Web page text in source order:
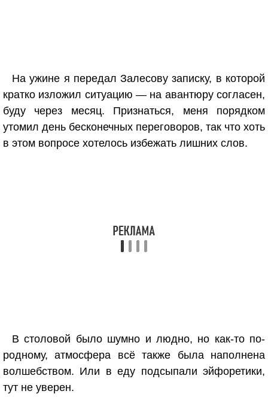
На ужине я передал Залесову записку, в которой
кратко изложил ситуацию — на авантюру согласен,
буду через месяц. Признаться, меня порядком
утомил день бесконечных переговоров, так что хоть
в этом вопросе хотелось избежать лишних слов.
В столовой было шумно и людно, но как-то по-
родному, атмосфера всё также была наполнена
волшебством. Или в еду подсыпали эйфоретики,
тут не уверен.